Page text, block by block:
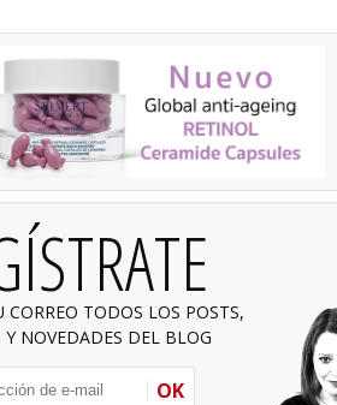
CORREO TODOS LOS POSTS,
Y NOVEDADES DEL BLOG
OK